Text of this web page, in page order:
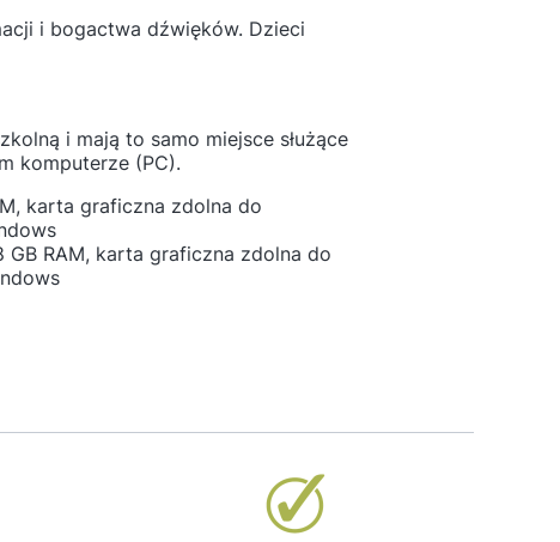
i bogactwa dźwięków. Dzieci
i mają to samo miejsce służące
komputerze (PC).
karta graficzna zdolna do
RAM, karta graficzna zdolna do